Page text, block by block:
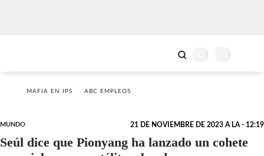
MAFIA EN IPS ABC EMPLEOS
MUNDO 21 DE NOVIEMBRE DE 2023 A LA - 12:19
Seúl dice que Pionyang ha lanzado un cohete